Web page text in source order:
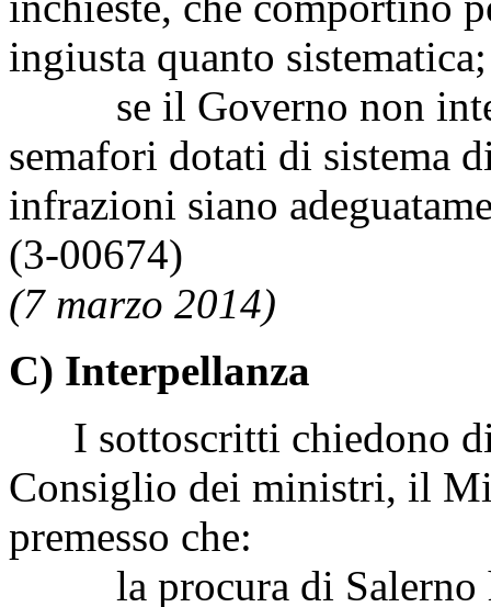
ingiusta quanto sistematica;
se il Governo non
semafori dotati di sistema
infrazioni siano
(3-00674)
(7 marzo 2014)
C) Interpellanza
I sottoscritti chiedono di
Consiglio dei ministri, il
premesso che:
la procura di Salerno